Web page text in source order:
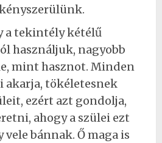
a tekintély kétélű
használjuk, nagyobb
mint hasznot. Minden
akarja, tökéletesnek
ezért azt gondolja,
ahogy a szülei ezt
vele bánnak. Ő maga is